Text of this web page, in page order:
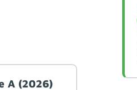
A (2026)